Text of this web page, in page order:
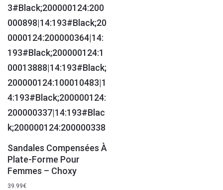
Sandales Compensées À
Plate-Forme Pour
Femmes – Choxy
39.99€